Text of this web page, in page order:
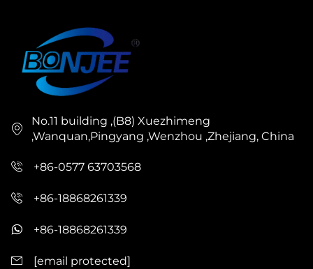
No.11 building ,(B8) Xuezhimeng
,Wanquan,Pingyang ,Wenzhou ,Zhejiang, China
+86-0577 63703568
+86-18868261339
+86-18868261339
[email protected]